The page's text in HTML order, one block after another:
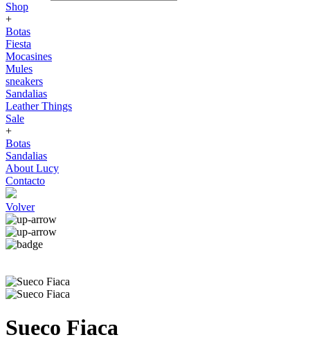
Shop
+
Botas
Fiesta
Mocasines
Mules
sneakers
Sandalias
Leather Things
Sale
+
Botas
Sandalias
About Lucy
Contacto
Volver
Sueco Fiaca